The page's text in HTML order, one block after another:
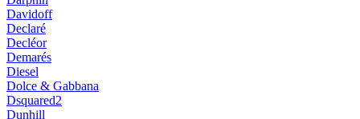
Davidoff
Declaré
Decléor
Demarés
Diesel
Dolce & Gabbana
Dsquared2
Dunhill